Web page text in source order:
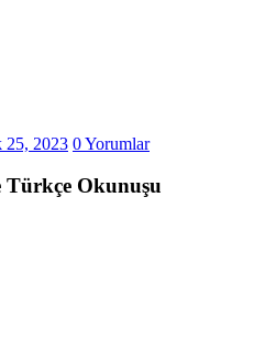
25, 2023 0 Yorumlar
Türkçe Okunuşu